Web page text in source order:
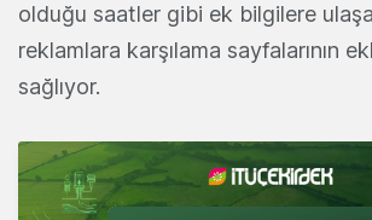
olduğu saatler gibi ek bilgilere
reklamlara karşılama sayfalarının
sağlıyor.